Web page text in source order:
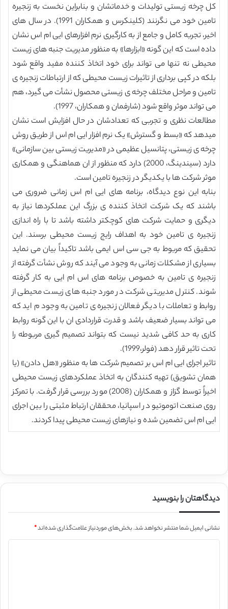
کل چرخه زیستی تولیدات و خدماتشان و بنابراین نخست به زنجیره
تامین خود می نگرنند (کلینکرس و همکاران 1991). در سال های
اخیر، تجربه کامل و جامع از به کارگیری نرم افزارهای ایی ام اس نشان
داده است که این گونه «ابزارها» به منظور مدیریت جنبه های زیست
محیطی نه تنها می تواند برای خود اتخاذ کننده مفید واقع شود
بلکه در کپی برداری از تاثیرات زیست محیطی که از ارتباطات زنجیره ی
تامین و مراحل مختلف چرخه ی زیستی محصول نشأت می گیرد، هم
می تواند موثر واقع شود (شارفمان و همکاران، 1997).
مطالعات نظری و تجربی که تعدادشان در حال افزایش است نشان
میدهد که «بسط و گسترش» یک نرم افزار ایی ام اس از طریق روش
چرخه ی زیستی، پتانسیل عظیمی در «مدیریت زیستی بین سازمانی»
دارد (سیندینگ، 2000) دارد که منظور از ان هماهنگی و همکاری
موثر شرکت ها با یکدیگر در زنجیره تامین است.
بنابه این نوع دیدگاه، برنامه های ایی ام اس زمانی ضروری می
باشند که یک شرکت اتخاذ کننده ی بزرگ این عملکردها نیاز به
دیگری و حمایت شرکت های کوچکتر داشته باشد تا با راه اندازی
زنجیره ی تامین خود به اهداف رایج زیست محیطی برسند. این
تحقیق که مربوط به جی سی اس ایمی باشد تاکیداً بیان می نماید
بسیاری از مشکلات زمانی به وجود می آیند که روش نشأت گرفته از
زنجیره ی تامین به خصوص برنامه های اس ام ایی به کار گرفته
شوند. کنترل مدیریتی شرکت در مورد جنبه های زیست محیطی از
روابط و تعاملات با دیگر فعالان زنجیره ی تامین به وجود م اید که
می تواند بسیار ضعیف باشد و قدرت قراردادی ان با این گونه روابط
کاری به حد کافی شدید نیست که بتواند تصمیم گیری مربوطه را
تحت تاثیر قرار دهد (فولر،1999).
تاثیر اجرای ایی ام اس بر تصمیم شرکت ها به منظور «هل دادن» (یا
همان تشویق) تهیه کنندگان به اتخاذ عملکردهای زیست محیطی
اخیراً توسط گزاز و همکاران (2008) مورد بررسی قرار گرفت. با تمرکز
روی صنعت اتوموتیو در اسپانیا، محققان ارتباط مثبتی را بین اجرای
ایی ام اس تضمین شده و نیازهای زیست محیطی پیدا کردند.
دیدگاهتان را بنویسید
نشانی ایمیل شما منتشر نخواهد شد.بخش‌های موردنیاز علامت‌گذاری شده‌اند*